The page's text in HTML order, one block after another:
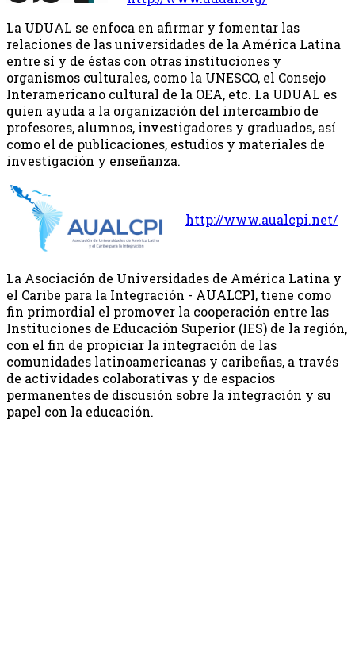
La UDUAL se enfoca en afirmar y fomentar las
relaciones de las universidades de la América Latina
entre sí y de éstas con otras instituciones y
organismos culturales, como la UNESCO, el Consejo
Interamericano cultural de la OEA, etc. La UDUAL es
quien ayuda a la organización del intercambio de
profesores, alumnos, investigadores y graduados, así
como el de publicaciones, estudios y materiales de
investigación y enseñanza.
http://www.aualcpi.net/
La Asociación de Universidades de América Latina y
el Caribe para la Integración - AUALCPI, tiene como
fin primordial el promover la cooperación entre las
Instituciones de Educación Superior (IES) de la región,
con el fin de propiciar la integración de las
comunidades latinoamericanas y caribeñas, a través
de actividades colaborativas y de espacios
permanentes de discusión sobre la integración y su
papel con la educación.